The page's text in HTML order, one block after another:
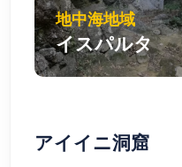
地中海地域
イスパルタ
アイイニ洞窟